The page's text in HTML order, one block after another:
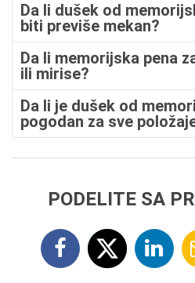
Da li dušek od
biti previše mekan?
Da li memorijska pena
ili mirise?
Da li je dušek od
pogodan za sve
PODELITE SA